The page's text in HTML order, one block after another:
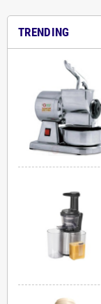
TRENDING